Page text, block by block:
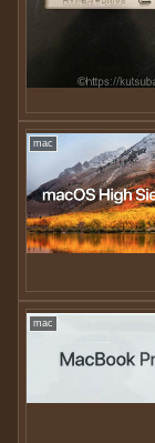
mac
mac